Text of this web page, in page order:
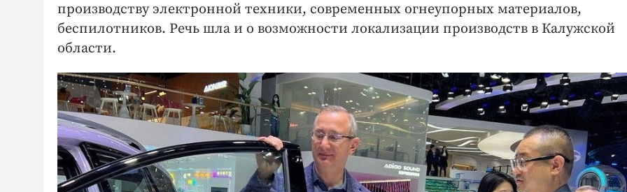
производству электронной техники, современных огнеупорных материалов,
беспилотников. Речь шла и о возможности локализации производств в Калужской
области.